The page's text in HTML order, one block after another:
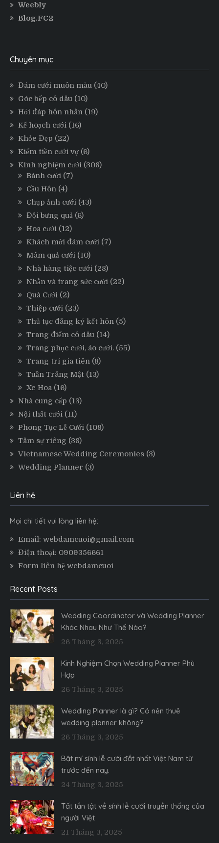
Weebly
Blog.FC2
Chuyên mục
Đám cưới muôn màu (40)
Góc bếp cô dâu (10)
Hỏi đáp hôn nhân (19)
Kế hoạch cưới (16)
Khỏe Đẹp (22)
Kiếm tiền cưới vợ (6)
Kinh nghiệm cưới (308)
Bánh cưới (7)
Cầu Hôn (4)
Chụp ảnh cưới (43)
Đội bưng quả (6)
Hoa cưới (12)
Khách mời đám cưới (7)
Mâm quả cưới (10)
Nhà hàng tiệc cưới (28)
Nhẫn và trang sức cưới (22)
Quà Cưới (2)
Thiệp cưới (23)
Thủ tục đăng ký kết hôn (5)
Trang điểm cô dâu (14)
Trang phục cưới, áo cưới. (55)
Trang trí gia tiên (8)
Tuần Trăng Mật (13)
Xe Hoa (16)
Nhà cung cấp (13)
Nội thất cưới (11)
Phong Tục Lễ Cưới (108)
Tâm sự riêng (38)
Vietnamese Wedding Ceremonies (3)
Wedding Planner (3)
Liên hệ
Mọi chi tiết vui lòng liên hệ:
Email: webdamcuoi@gmail.com
Điện thoại: 0909356661
Form liên hệ webdamcuoi
Recent Posts
Wedding Coordinator và Wedding Planner
Khác Nhau Như Thế Nào?
26 Tháng 3, 2025
Kinh Nghiệm Chọn Wedding Planner Phù
Hợp
26 Tháng 3, 2025
Wedding Planner là gì? Có nên thuê
wedding planner không?
26 Tháng 3, 2025
Bật mí sính lễ cưới đắt nhất Việt Nam từ
trước đến nay.
24 Tháng 3, 2025
Tất tần tật về sính lễ cưới truyền thống của
người Việt
21 Tháng 3, 2025